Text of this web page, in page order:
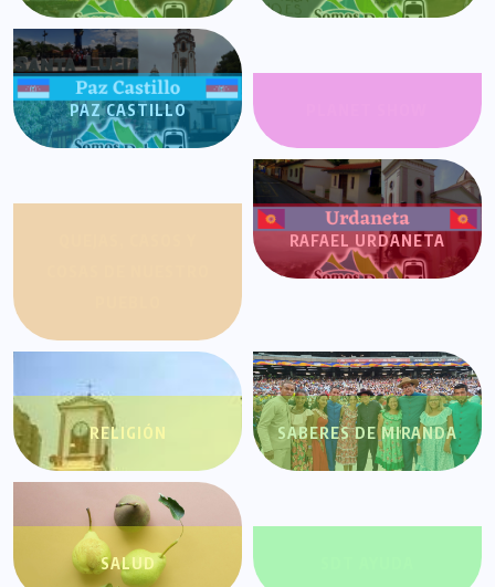
PAZ CASTILLO
RAFAEL URDANETA
RELIGIÓN SABERES DE MIRANDA
SALUD